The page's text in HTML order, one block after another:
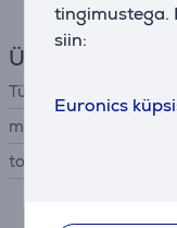
tingimustega.
siin:
Euronics
Üldine
Tüüp
materjal
tootja